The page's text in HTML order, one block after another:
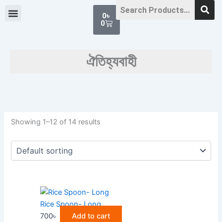
0৳
0
Cart
ঐতিহ্যবাহী
Showing 1–12 of 14 results
Rice Spoon- Long
700৳ Add to cart